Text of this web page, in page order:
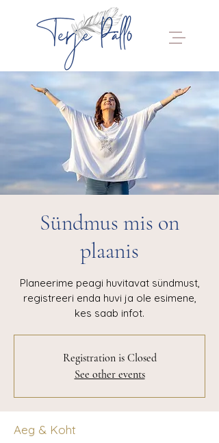
Sündmus mis on
plaanis
Planeerime peagi huvitavat sündmust,
registreeri enda huvi ja ole esimene,
kes saab infot.
Registration is Closed
See other events
Aeg & Koht